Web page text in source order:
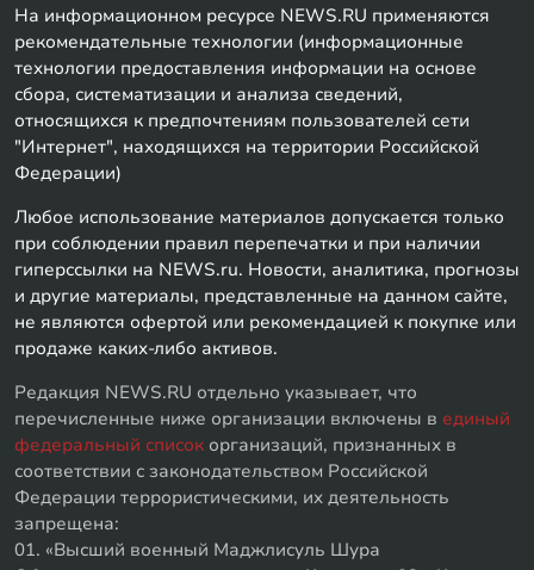
На информационном ресурсе NEWS.RU применяются
рекомендательные технологии (информационные
технологии предоставления информации на основе
сбора, систематизации и анализа сведений,
относящихся к предпочтениям пользователей сети
"Интернет", находящихся на территории Российской
Федерации)
Любое использование материалов допускается только
при соблюдении правил перепечатки и при наличии
гиперссылки на NEWS.ru. Новости, аналитика, прогнозы
и другие материалы, представленные на данном сайте,
не являются офертой или рекомендацией к покупке или
продаже каких-либо активов.
Редакция NEWS.RU отдельно указывает, что
перечисленные ниже организации включены в единый
федеральный список организаций, признанных в
соответствии с законодательством Российской
Федерации террористическими, их деятельность
запрещена:
01. «Высший военный Маджлисуль Шура